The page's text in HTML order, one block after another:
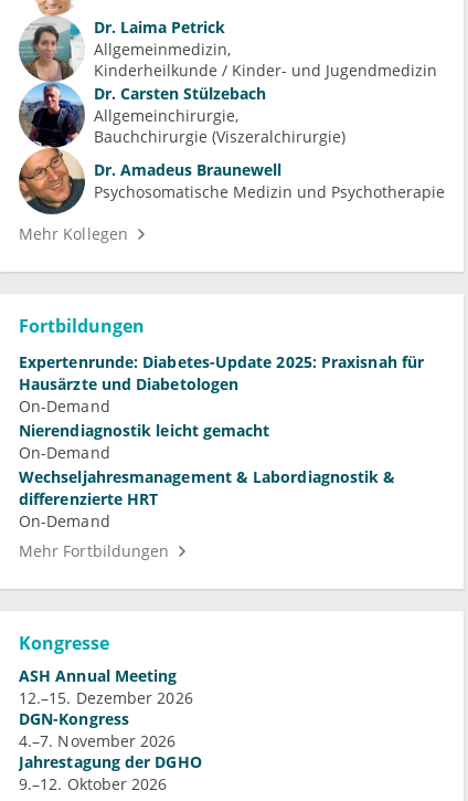
Dr. Laima Petrick
Allgemeinmedizin
Kinderheilkunde / Kinder- und Jugendmedizin
Dr. Carsten Stülzebach
Allgemeinchirurgie
Bauchchirurgie (Viszeralchirurgie)
Dr. Amadeus Braunewell
Psychosomatische Medizin und Psychotherapie
Mehr Kollegen
Fortbildungen
Expertenrunde: Diabetes-Update 2025: Praxisnah für
Hausärzte und Diabetologen
On-Demand
Nierendiagnostik leicht gemacht
On-Demand
Wechseljahresmanagement & Labordiagnostik &
differenzierte HRT
On-Demand
Mehr Fortbildungen
Kongresse
ASH Annual Meeting
12.–15. Dezember 2026
DGN-Kongress
4.–7. November 2026
Jahrestagung der DGHO
9.–12. Oktober 2026